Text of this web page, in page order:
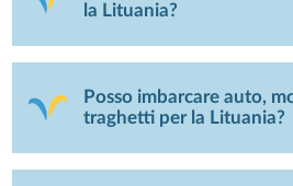
la Lituania?
Posso imbarcare auto,
traghetti per la Lituania?